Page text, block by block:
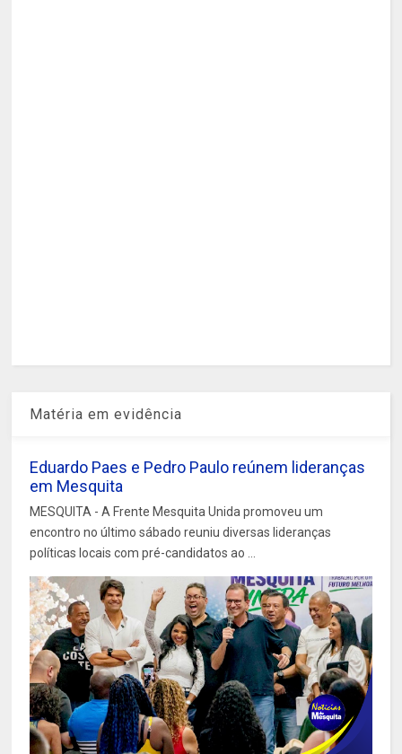
Matéria em evidência
Eduardo Paes e Pedro Paulo reúnem lideranças
em Mesquita
MESQUITA - A Frente Mesquita Unida promoveu um
encontro no último sábado reuniu diversas lideranças
políticas locais com pré-candidatos ao ...